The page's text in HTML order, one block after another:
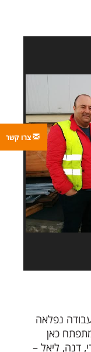
נפלאה
כאן
דנה, ליאל –
צרו קשר